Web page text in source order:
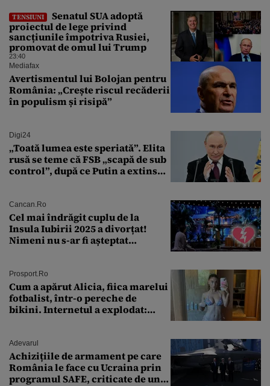
TENSIUNI
Senatul SUA adoptă
proiectul de lege privind
sancțiunile împotriva Rusiei,
promovat de omul lui Trump
23:40
Mediafax
Avertismentul lui Bolojan pentru
România: „Crește riscul recăderii
în populism și risipă”
Digi24
„Toată lumea este speriată”. Elita
rusă se teme că FSB „scapă de sub
control”, după ce Putin a extins
Cancan.ro
Cel mai îndrăgit cuplu de la
Insula Iubirii 2025 a divorțat!
Nimeni nu s-ar fi așteptat
Prosport.ro
Cum a apărut Alicia, fiica marelui
fotbalist, într-o pereche de
bikini. Internetul a explodat:
Adevarul
Achizițiile de armament pe care
România le face cu Ucraina prin
programul SAFE, criticate de un